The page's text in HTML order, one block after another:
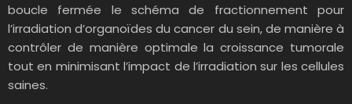
boucle fermée le schéma de fractionnement pour
l’irradiation d’organoïdes du cancer du sein, de manière à
contrôler de manière optimale la croissance tumorale
tout en minimisant l’impact de l’irradiation sur les cellules
saines.